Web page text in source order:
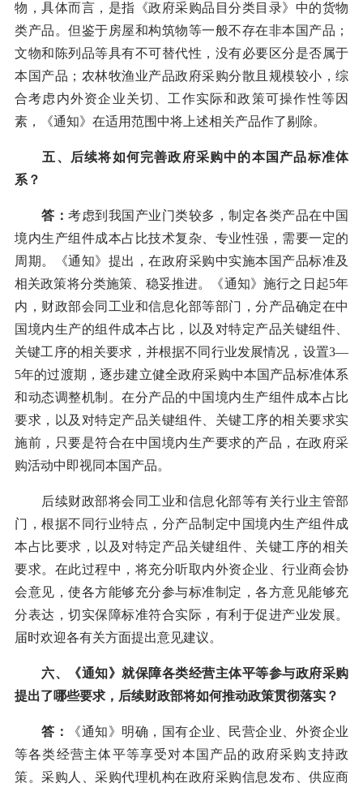
物，具体而言，是指《政府采购品目分类目录》中的货物
类产品。但鉴于房屋和构筑物等一般不存在非本国产品；
文物和陈列品等具有不可替代性，没有必要区分是否属于
本国产品；农林牧渔业产品政府采购分散且规模较小，综
合考虑内外资企业关切、工作实际和政策可操作性等因
素，《通知》在适用范围中将上述相关产品作了剔除。
五、后续将如何完善政府采购中的本国产品标准体
系？
答： 考虑到我国产业门类较多，制定各类产品在中国
境内生产组件成本占比技术复杂、专业性强，需要一定的
周期。《通知》提出，在政府采购中实施本国产品标准及
相关政策将分类施策、稳妥推进。《通知》施行之日起5年
内，财政部会同工业和信息化部等部门，分产品确定在中
国境内生产的组件成本占比，以及对特定产品关键组件、
关键工序的相关要求，并根据不同行业发展情况，设置3—
5年的过渡期，逐步建立健全政府采购中本国产品标准体系
和动态调整机制。在分产品的中国境内生产组件成本占比
要求，以及对特定产品关键组件、关键工序的相关要求实
施前，只要是符合在中国境内生产要求的产品，在政府采
购活动中即视同本国产品。
后续财政部将会同工业和信息化部等有关行业主管部
门，根据不同行业特点，分产品制定中国境内生产组件成
本占比要求，以及对特定产品关键组件、关键工序的相关
要求。在此过程中，将充分听取内外资企业、行业商会协
会意见，使各方能够充分参与标准制定，各方意见能够充
分表达，切实保障标准符合实际，有利于促进产业发展。
届时欢迎各有关方面提出意见建议。
六、《通知》就保障各类经营主体平等参与政府采购
提出了哪些要求，后续财政部将如何推动政策贯彻落实？
答：
《通知》明确，国有企业、民营企业、外资企业
等各类经营主体平等享受对本国产品的政府采购支持政
策。采购人、采购代理机构在政府采购信息发布、供应商